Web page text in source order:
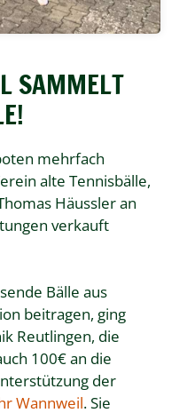
SAMMELT
mehrfach
alte Tennisbälle,
Häussler an
verkauft
Bälle aus
beitragen, ging
Reutlingen, die
100€ an die
der
Wannweil. Sie